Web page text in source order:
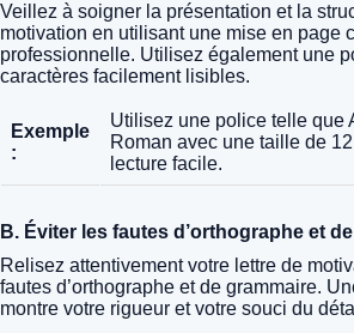
Veillez à soigner la présentation et la
motivation en utilisant une mise en page
professionnelle. Utilisez également une
caractères facilement lisibles.
Exemple
:
Utilisez une police telle que
Roman avec une taille de
lecture facile.
B. Éviter les fautes d’orthographe et
Relisez attentivement votre lettre de
fautes d’orthographe et de grammaire.
montre votre rigueur et votre souci du